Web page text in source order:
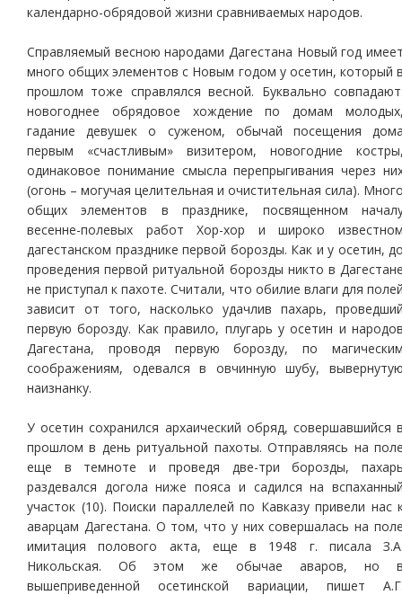
календарно-обрядовой жизни сравниваемых народов.
Справляемый весною народами Дагестана Новый год
много общих элементов с Новым годом у осетин, который
прошлом тоже справлялся весной. Буквально
новогоднее обрядовое хождение по домам
гадание девушек о суженом, обычай посещения
первым «счастливым» визитером, новогодние
одинаковое понимание смысла перепрыгивания через
(огонь – могучая целительная и очистительная сила).
общих элементов в празднике, посвященном
весенне-полевых работ Хор-хор и широко
дагестанском празднике первой борозды. Как и у осетин,
проведения первой ритуальной борозды никто в
не приступал к пахоте. Считали, что обилие влаги для
зависит от того, насколько удачлив пахарь,
первую борозду. Как правило, плугарь у осетин и
Дагестана, проводя первую борозду, по
соображениям, одевался в овчинную шубу,
наизнанку.
У осетин сохранился архаический обряд, совершавшийся
прошлом в день ритуальной пахоты. Отправляясь на
еще в темноте и проведя две-три борозды,
раздевался догола ниже пояса и садился на
участок (10). Поиски параллелей по Кавказу привели нас
аварцам Дагестана. О том, что у них совершалась на
имитация полового акта, еще в 1948 г. писала
Никольская. Об этом же обычае аваров, но
вышеприведенной осетинской вариации, пишет